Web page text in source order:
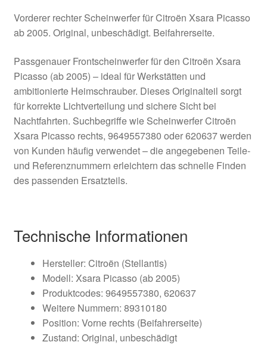
Vorderer rechter Scheinwerfer für Citroën Xsara Picasso
ab 2005. Original, unbeschädigt. Beifahrerseite.
Passgenauer Frontscheinwerfer für den Citroën Xsara
Picasso (ab 2005) – ideal für Werkstätten und
ambitionierte Heimschrauber. Dieses Originalteil sorgt
für korrekte Lichtverteilung und sichere Sicht bei
Nachtfahrten. Suchbegriffe wie Scheinwerfer Citroën
Xsara Picasso rechts, 9649557380 oder 620637 werden
von Kunden häufig verwendet – die angegebenen Teile‑
und Referenznummern erleichtern das schnelle Finden
des passenden Ersatzteils.
Technische Informationen
Hersteller: Citroën (Stellantis)
Modell: Xsara Picasso (ab 2005)
Produktcodes: 9649557380, 620637
Weitere Nummern: 89310180
Position: Vorne rechts (Beifahrerseite)
Zustand: Original, unbeschädigt